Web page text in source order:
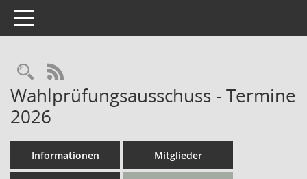
Toggle navigation
Rechercheauswahl
RSS-Feed
Wahlprüfungsausschuss - Termine
2026
Informationen Mitglieder